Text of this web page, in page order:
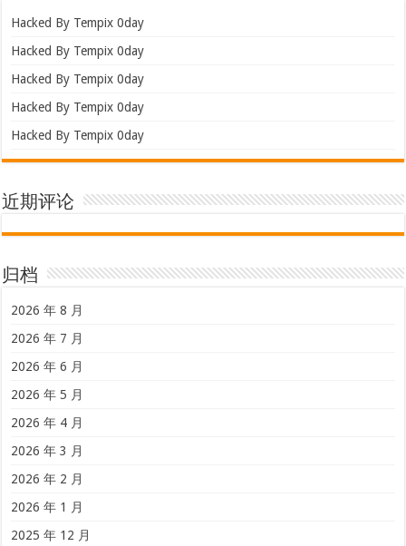
Hacked By Tempix 0day
Hacked By Tempix 0day
Hacked By Tempix 0day
Hacked By Tempix 0day
Hacked By Tempix 0day
近期评论
归档
2026 年 8 月
2026 年 7 月
2026 年 6 月
2026 年 5 月
2026 年 4 月
2026 年 3 月
2026 年 2 月
2026 年 1 月
2025 年 12 月